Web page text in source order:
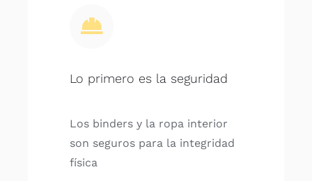
Lo primero es la seguridad
Los binders y la ropa interior
son seguros para la integridad
física